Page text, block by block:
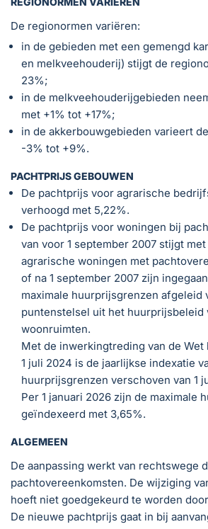
De regionormen variëren:
in de gebieden met een gemengd
en melkveehouderij) stijgt de
23%;
in de melkveehouderijgebieden
met +1% tot +17%;
in de akkerbouwgebieden varieert
-3% tot +9%.
PACHTPRIJS GEBOUWEN
De pachtprijs voor agrarische
verhoogd met 5,22%.
De pachtprijs voor woningen bij
van voor 1 september 2007 stijgt met
agrarische woningen met
of na 1 september 2007 zijn
maximale huurprijsgrenzen afgeleid
puntenstelsel uit het huurprijsbeleid
woonruimten.
Met de inwerkingtreding van de Wet
1 juli 2024 is de jaarlijkse indexatie
huurprijsgrenzen verschoven van 1
Per 1 januari 2026 zijn de maximale
geïndexeerd met 3,65%.
ALGEMEEN
De aanpassing werkt van rechtswege
pachtovereenkomsten. De wijziging
hoeft niet goedgekeurd te worden
De nieuwe pachtprijs gaat in bij